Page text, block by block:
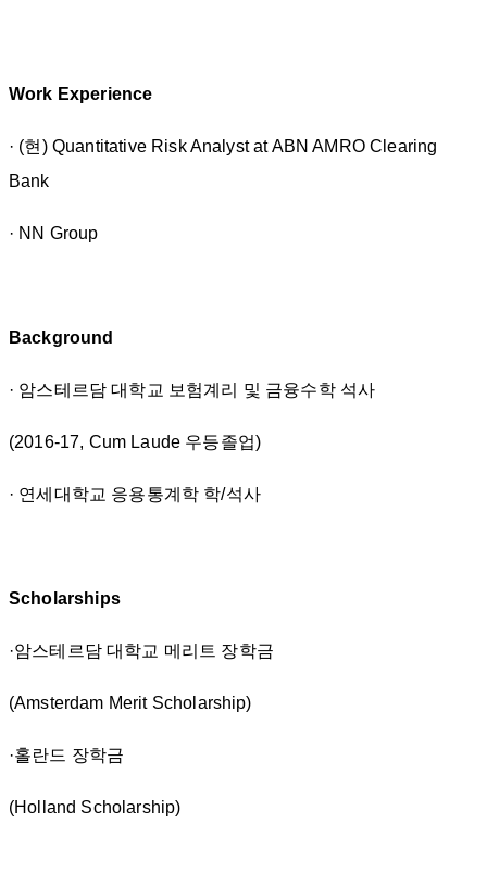
Work Experience
· (현) Quantitative Risk Analyst at ABN AMRO Clearing
Bank
· NN Group
Background
· 암스테르담 대학교 보험계리 및 금융수학 석사
(2016-17, Cum Laude 우등졸업)
· 연세대학교 응용통계학 학/석사
Scholarships
·암스테르담 대학교 메리트 장학금
(Amsterdam Merit Scholarship)
·홀란드 장학금
(Holland Scholarship)